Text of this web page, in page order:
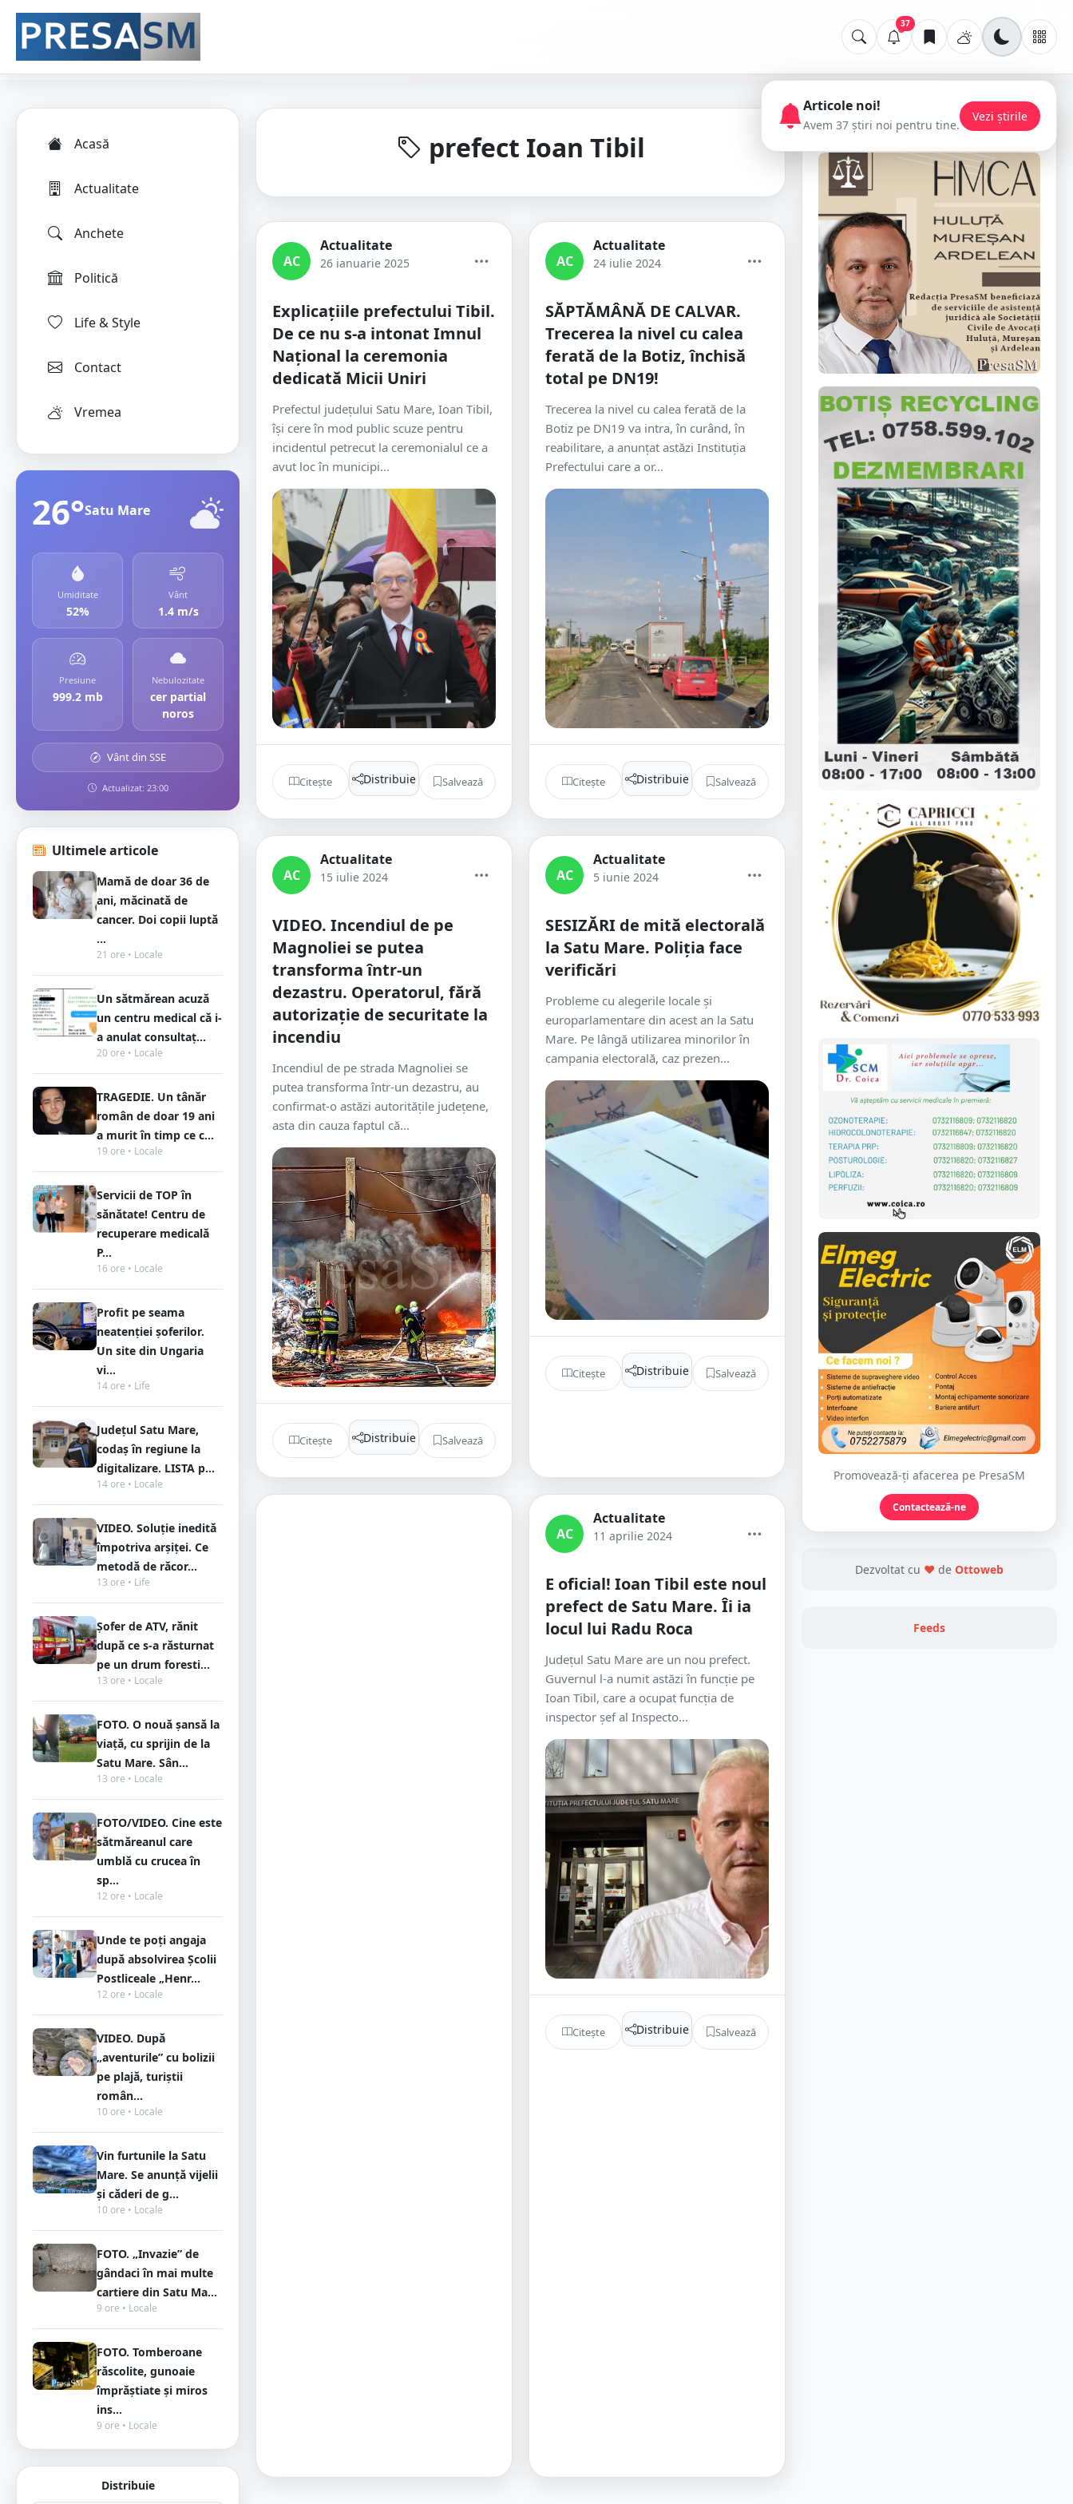
37
Acasă
Actualitate
Anchete
Politică
Life & Style
Contact
Vremea
26°Satu Mare
Umiditate
52%
Vânt
1.4 m/s
Presiune
999.2 mb
Nebulozitate
cer partial
noros
Vânt din SSE
Actualizat: 23:00
Ultimele articole
Mamă de doar 36 de
ani, măcinată de
cancer. Doi copii luptă
...
21 ore • Locale
Un sătmărean acuză
un centru medical că i-
a anulat consultaț...
20 ore • Locale
TRAGEDIE. Un tânăr
român de doar 19 ani
a murit în timp ce c...
19 ore • Locale
Servicii de TOP în
sănătate! Centru de
recuperare medicală
P...
16 ore • Locale
Profit pe seama
neatenției șoferilor.
Un site din Ungaria
vi...
14 ore • Life
Județul Satu Mare,
codaș în regiune la
digitalizare. LISTA p...
14 ore • Locale
VIDEO. Soluție inedită
împotriva arșiței. Ce
metodă de răcor...
13 ore • Life
Șofer de ATV, rănit
după ce s-a răsturnat
pe un drum foresti...
13 ore • Locale
FOTO. O nouă șansă la
viață, cu sprijin de la
Satu Mare. Sân...
13 ore • Locale
FOTO/VIDEO. Cine este
sătmăreanul care
umblă cu crucea în
sp...
12 ore • Locale
Unde te poți angaja
după absolvirea Școlii
Postliceale „Henr...
12 ore • Locale
VIDEO. După
„aventurile” cu bolizii
pe plajă, turiștii
român...
10 ore • Locale
Vin furtunile la Satu
Mare. Se anunță vijelii
și căderi de g...
10 ore • Locale
FOTO. „Invazie” de
gândaci în mai multe
cartiere din Satu Ma...
9 ore • Locale
FOTO. Tomberoane
răscolite, gunoaie
împrăștiate și miros
ins...
9 ore • Locale
Distribuie
prefect Ioan Tibil
AC
Actualitate
26 ianuarie 2025
Explicațiile prefectului Tibil.
De ce nu s-a intonat Imnul
Național la ceremonia
dedicată Micii Uniri
Prefectul județului Satu Mare, Ioan Tibil,
își cere în mod public scuze pentru
incidentul petrecut la ceremonialul ce a
avut loc în municipi...
Citește Distribuie Salvează
AC
Actualitate
24 iulie 2024
SĂPTĂMÂNĂ DE CALVAR.
Trecerea la nivel cu calea
ferată de la Botiz, închisă
total pe DN19!
Trecerea la nivel cu calea ferată de la
Botiz pe DN19 va intra, în curând, în
reabilitare, a anunțat astăzi Instituția
Prefectului care a or...
Citește Distribuie Salvează
AC
Actualitate
15 iulie 2024
VIDEO. Incendiul de pe
Magnoliei se putea
transforma într-un
dezastru. Operatorul, fără
autorizație de securitate la
incendiu
Incendiul de pe strada Magnoliei se
putea transforma într-un dezastru, au
confirmat-o astăzi autoritățile județene,
asta din cauza faptul că...
Citește Distribuie Salvează
AC
Actualitate
5 iunie 2024
SESIZĂRI de mită electorală
la Satu Mare. Poliția face
verificări
Probleme cu alegerile locale și
europarlamentare din acest an la Satu
Mare. Pe lângă utilizarea minorilor în
campania electorală, caz prezen...
Citește Distribuie Salvează
AC
Actualitate
11 aprilie 2024
E oficial! Ioan Tibil este noul
prefect de Satu Mare. Îi ia
locul lui Radu Roca
Județul Satu Mare are un nou prefect.
Guvernul l-a numit astăzi în funcție pe
Ioan Tibil, care a ocupat funcția de
inspector șef al Inspecto...
Citește Distribuie Salvează
📢 Publicitate
Promovează-ți afacerea pe PresaSM
Contactează-ne
Dezvoltat cu ❤ de Ottoweb
Feeds
Articole noi!
Avem 37 știri noi pentru tine.
Vezi știrile